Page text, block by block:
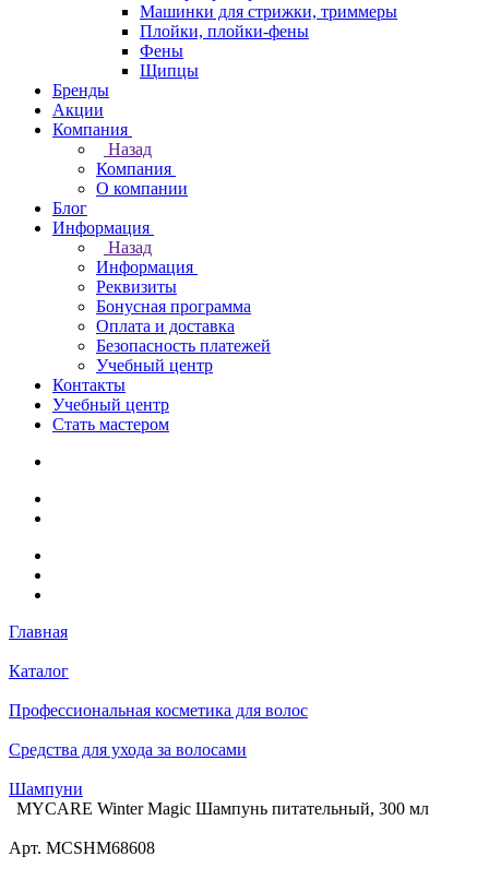
Машинки для стрижки, триммеры
Плойки, плойки-фены
Фены
Щипцы
Бренды
Акции
Компания
Назад
Компания
О компании
Блог
Информация
Назад
Информация
Реквизиты
Бонусная программа
Оплата и доставка
Безопасность платежей
Учебный центр
Контакты
Учебный центр
Стать мастером
Главная
Каталог
Профессиональная косметика для волос
Средства для ухода за волосами
Шампуни
MYCARE Winter Magic Шампунь питательный, 300 мл
Арт. MCSHM68608